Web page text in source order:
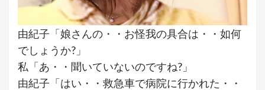
由紀子「娘さんの・・お怪我の具合は・・如何
でしょうか?」
私「あ・・聞いていないのですね?」
由紀子「はい・・救急車で病院に行かれた・・